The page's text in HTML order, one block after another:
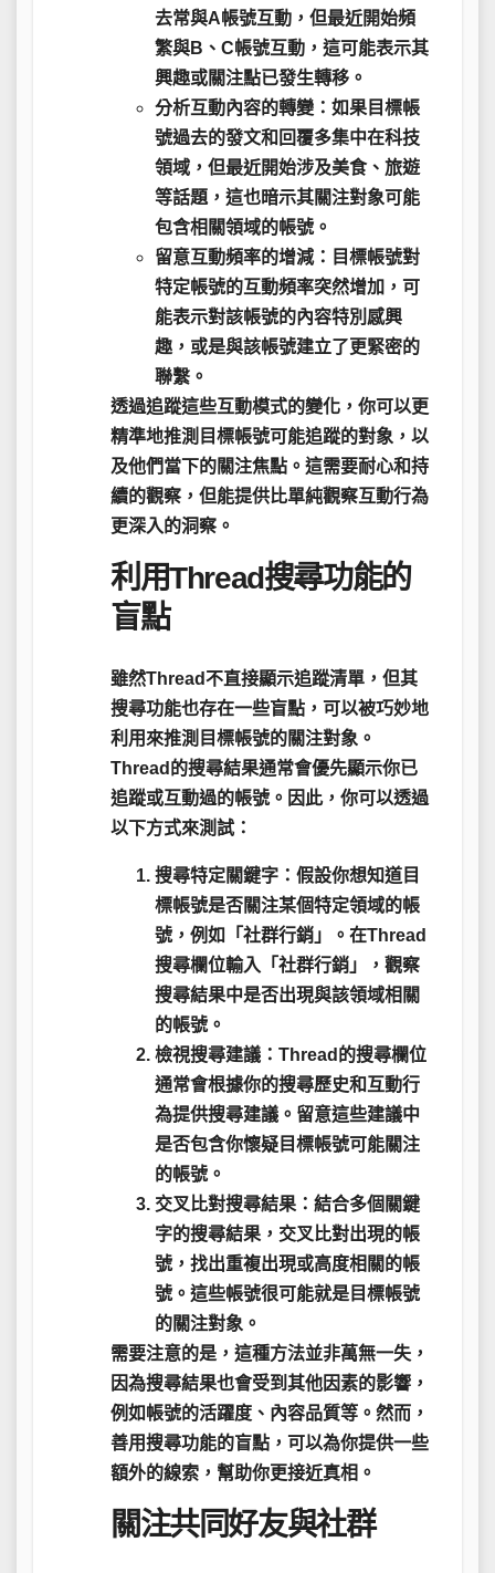
去常與A帳號互動，但最近開始頻
繁與B、C帳號互動，這可能表示其
興趣或關注點已發生轉移。
分析互動內容的轉變 ：如果目標帳
號過去的發文和回覆多集中在科技
領域，但最近開始涉及美食、旅遊
等話題，這也暗示其關注對象可能
包含相關領域的帳號。
留意互動頻率的增減：目標帳號對
特定帳號的互動頻率突然增加，可
能表示對該帳號的內容特別感興
趣，或是與該帳號建立了更緊密的
聯繫。
透過追蹤這些互動模式的變化，你可以更
精準地推測目標帳號可能追蹤的對象，以
及他們當下的關注焦點。這需要耐心和持
續的觀察，但能提供比單純觀察互動行為
更深入的洞察。
利用Thread搜尋功能的
盲點
雖然Thread不直接顯示追蹤清單，但其
搜尋功能也存在一些盲點，可以被巧妙地
利用來推測目標帳號的關注對象。
Thread的搜尋結果通常會優先顯示你已
追蹤或互動過的帳號 。因此，你可以透過
以下方式來測試：
搜尋特定關鍵字 ：假設你想知道目
標帳號是否關注某個特定領域的帳
號，例如「社群行銷」。在Thread
搜尋欄位輸入「社群行銷」，觀察
搜尋結果中是否出現與該領域相關
的帳號。
檢視搜尋建議 ：Thread的搜尋欄位
通常會根據你的搜尋歷史和互動行
為提供搜尋建議。留意這些建議中
是否包含你懷疑目標帳號可能關注
的帳號。
交叉比對搜尋結果 ：結合多個關鍵
字的搜尋結果，交叉比對出現的帳
號，找出重複出現或高度相關的帳
號。這些帳號很可能就是目標帳號
的關注對象。
需要注意的是，這種方法並非萬無一失，
因為搜尋結果也會受到其他因素的影響，
例如帳號的活躍度、內容品質等。然而，
善用搜尋功能的盲點，可以為你提供一些
額外的線索，幫助你更接近真相。
關注共同好友與社群